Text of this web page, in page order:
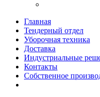
Главная
Тендерный отдел
Уборочная техника
Доставка
Индустриальные
Контакты
Собственное